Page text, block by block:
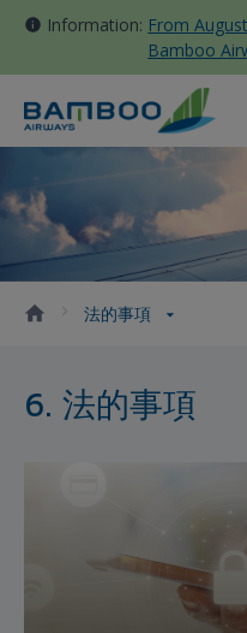
Information: From
Bamboo
move all
Tan Son
法的事項 -
法的事項
6. 法的事項